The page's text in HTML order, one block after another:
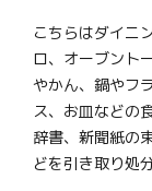
こちらはダイニ
ロ、オーブント
やかん、鍋やフ
ス、お皿などの
辞書、新聞紙の
どを引き取り処